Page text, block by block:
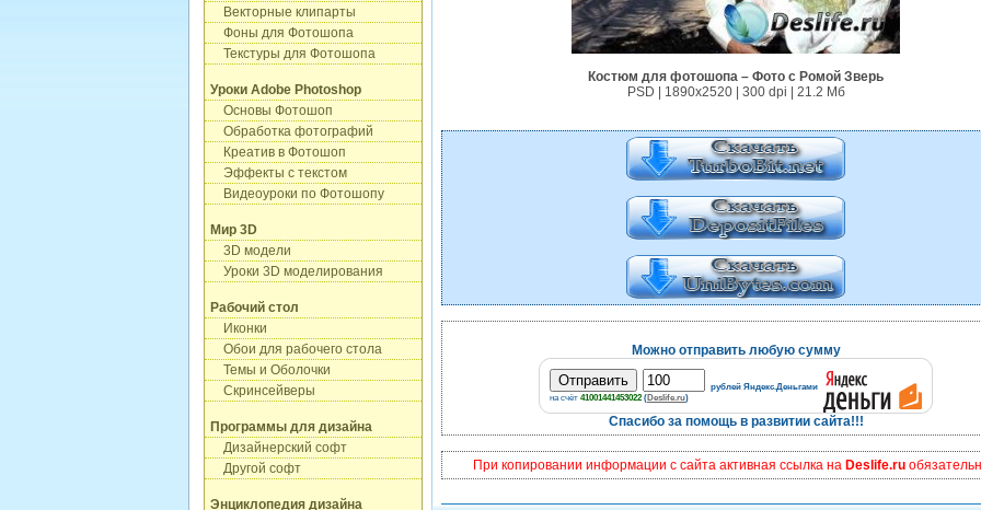
Векторные клипарты
Фоны для Фотошопа
Текстуры для Фотошопа
Уроки Adobe Photoshop
Основы Фотошоп
Обработка фотографий
Креатив в Фотошоп
Эффекты с текстом
Видеоуроки по Фотошопу
Мир 3D
3D модели
Уроки 3D моделирования
Рабочий стол
Иконки
Обои для рабочего стола
Темы и Оболочки
Скринсейверы
Программы для дизайна
Дизайнерский софт
Другой софт
Энциклопедия дизайна
Костюм для фотошопа – Фото с Ромой Зверь
PSD | 1890x2520 | 300 dpi | 21.2 Мб
Можно отправить любую сумму
рублей Яндекс.Деньгами
на счёт 41001441453022 (Deslife.ru)
Спасибо за помощь в развитии сайта!!!
При копировании информации с сайта активная ссылка на Deslife.ru